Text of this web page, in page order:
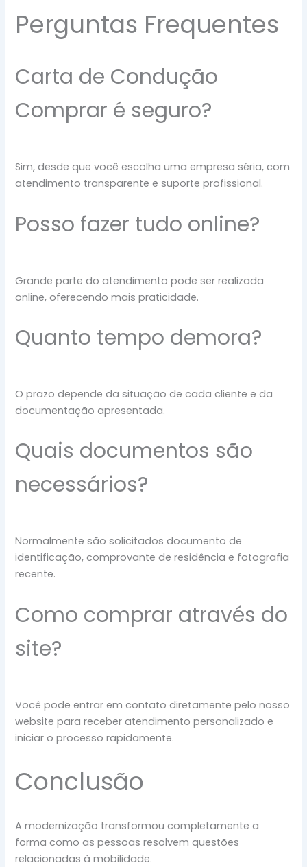
Perguntas Frequentes
Carta de Condução
Comprar é seguro?
Sim, desde que você escolha uma empresa séria, com
atendimento transparente e suporte profissional.
Posso fazer tudo online?
Grande parte do atendimento pode ser realizada
online, oferecendo mais praticidade.
Quanto tempo demora?
O prazo depende da situação de cada cliente e da
documentação apresentada.
Quais documentos são
necessários?
Normalmente são solicitados documento de
identificação, comprovante de residência e fotografia
recente.
Como comprar através do
site?
Você pode entrar em contato diretamente pelo nosso
website para receber atendimento personalizado e
iniciar o processo rapidamente.
Conclusão
A modernização transformou completamente a
forma como as pessoas resolvem questões
relacionadas à mobilidade.